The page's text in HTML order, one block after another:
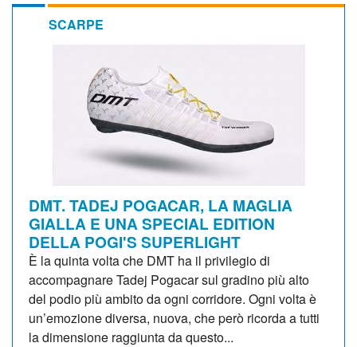
SCARPE
DMT. TADEJ POGACAR, LA MAGLIA
GIALLA E UNA SPECIAL EDITION
DELLA POGI'S SUPERLIGHT
È la quinta volta che DMT ha il privilegio di
accompagnare Tadej Pogacar sul gradino più alto
del podio più ambito da ogni corridore. Ogni volta è
un’emozione diversa, nuova, che però ricorda a tutti
la dimensione raggiunta da questo...